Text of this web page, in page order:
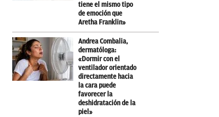
tiene el mismo tipo
de emoción que
Aretha Franklin»
Andrea Combalia,
dermatóloga:
«Dormir con el
ventilador orientado
directamente hacia
la cara puede
favorecer la
deshidratación de la
piel»